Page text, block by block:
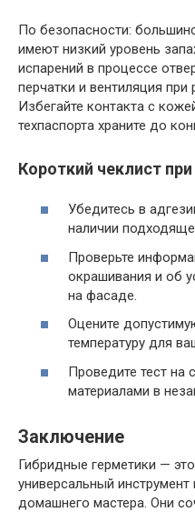
По безопасности:
имеют низкий уровень
испарений в процессе
перчатки и вентиляция
Избегайте контакта с
техпаспорта храните до
Короткий чеклист
Убедитесь в
наличии
Проверьте
окрашивания и об
на фасаде.
Оцените
температуру для
Проведите тест на
материалами в
Заключение
Гибридные герметики —
универсальный инструмент
домашнего мастера. Они